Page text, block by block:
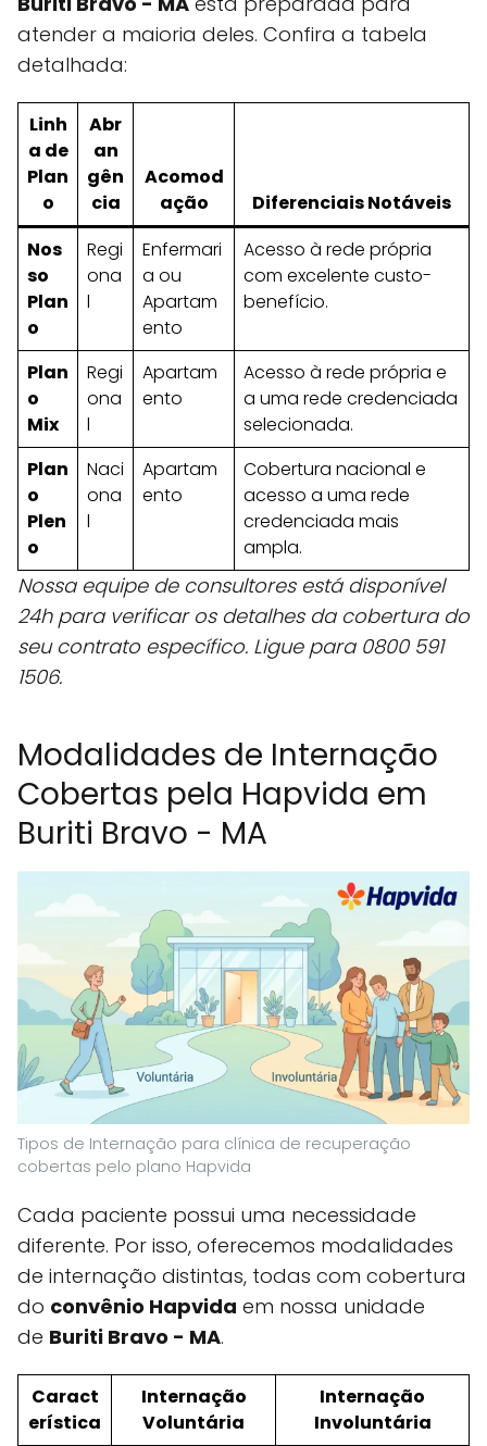
atender a maioria deles. Confira a tabela
detalhada:
Linh
a de
Plan
o
Abr
an
gên
cia
Acomod
ação
Diferenciais Notáveis
Nos
so
Plan
o
Regi
ona
l
Enfermari
a ou
Apartam
ento
Acesso à rede própria
com excelente custo-
benefício.
Plan
o
Mix
Regi
ona
l
Apartam
ento
Acesso à rede própria e
a uma rede credenciada
selecionada.
Plan
o
Plen
o
Naci
ona
l
Apartam
ento
Cobertura nacional e
acesso a uma rede
credenciada mais
ampla.
Nossa equipe de consultores está disponível
24h para verificar os detalhes da cobertura do
seu contrato específico. Ligue para 0800 591
1506.
Modalidades de Internação
Cobertas pela Hapvida em
Buriti Bravo - MA
Tipos de Internação para clínica de recuperação
cobertas pelo plano Hapvida
Cada paciente possui uma necessidade
diferente. Por isso, oferecemos modalidades
de internação distintas, todas com cobertura
do convênio Hapvida em nossa unidade
de Buriti Bravo - MA.
Caract
erística
Internação
Voluntária
Internação
Involuntária